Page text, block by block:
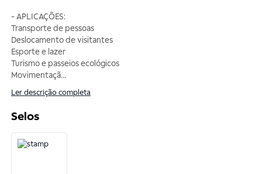
- APLICAÇÕES:
Transporte de pessoas
Deslocamento de visitantes
Esporte e lazer
Turismo e passeios ecológicos
Movimentaçã...
Ler descrição completa
Selos